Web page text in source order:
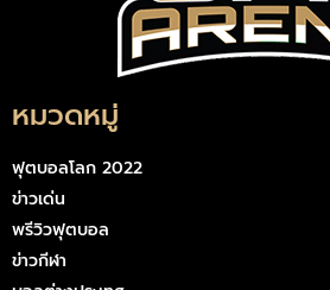
หมวดหมู่
ฟุตบอลโลก 2022
ข่าวเด่น
พรีวิวฟุตบอล
ข่าวกีฬา